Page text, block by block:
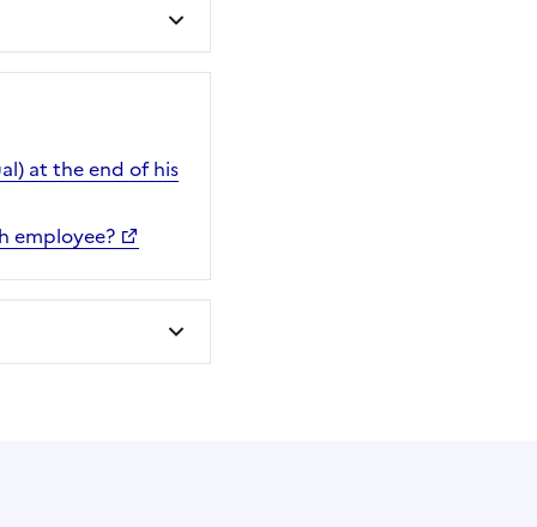
at the end of his
employee?